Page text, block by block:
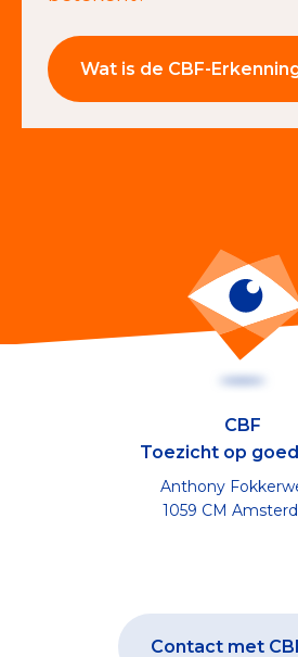
Wat is de CBF-
CBF
Toezicht op
Anthony
1059 CM
Contact met